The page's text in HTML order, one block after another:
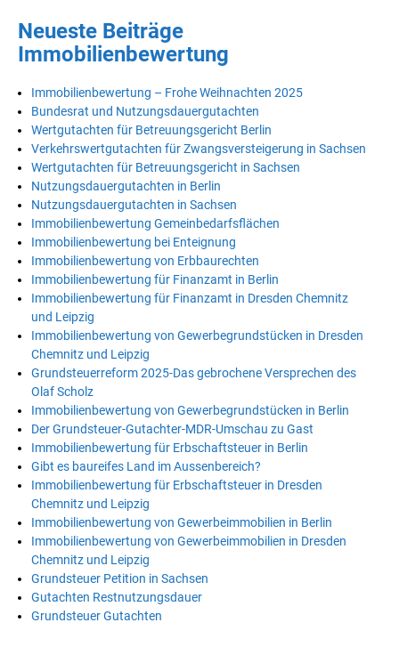
Neueste Beiträge
Immobilienbewertung
Immobilienbewertung – Frohe Weihnachten 2025
Bundesrat und Nutzungsdauergutachten
Wertgutachten für Betreuungsgericht Berlin
Verkehrswertgutachten für Zwangsversteigerung in Sachsen
Wertgutachten für Betreuungsgericht in Sachsen
Nutzungsdauergutachten in Berlin
Nutzungsdauergutachten in Sachsen
Immobilienbewertung Gemeinbedarfsflächen
Immobilienbewertung bei Enteignung
Immobilienbewertung von Erbbaurechten
Immobilienbewertung für Finanzamt in Berlin
Immobilienbewertung für Finanzamt in Dresden Chemnitz
und Leipzig
Immobilienbewertung von Gewerbegrundstücken in Dresden
Chemnitz und Leipzig
Grundsteuerreform 2025-Das gebrochene Versprechen des
Olaf Scholz
Immobilienbewertung von Gewerbegrundstücken in Berlin
Der Grundsteuer-Gutachter-MDR-Umschau zu Gast
Immobilienbewertung für Erbschaftsteuer in Berlin
Gibt es baureifes Land im Aussenbereich?
Immobilienbewertung für Erbschaftsteuer in Dresden
Chemnitz und Leipzig
Immobilienbewertung von Gewerbeimmobilien in Berlin
Immobilienbewertung von Gewerbeimmobilien in Dresden
Chemnitz und Leipzig
Grundsteuer Petition in Sachsen
Gutachten Restnutzungsdauer
Grundsteuer Gutachten